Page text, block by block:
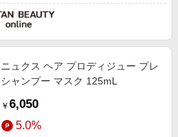
ニュクス ヘア プロディジュー プレ
シャンプー マスク 125mL
￥ 6,050
5.0%